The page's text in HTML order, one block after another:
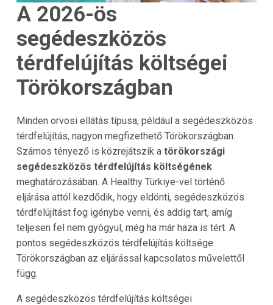
A 2026-ös
segédeszközös
térdfelújítás költségei
Törökországban
Minden orvosi ellátás típusa, például a segédeszközös
térdfelújítás, nagyon megfizethető Törökországban.
Számos tényező is közrejátszik a törökországi
segédeszközös térdfelújítás költségének
meghatározásában. A Healthy Türkiye-vel történő
eljárása attól kezdődik, hogy eldönti, segédeszközös
térdfelújítást fog igénybe venni, és addig tart, amíg
teljesen fel nem gyógyul, még ha már haza is tért. A
pontos segédeszközös térdfelújítás költsége
Törökországban az eljárással kapcsolatos művelettől
függ.
A segédeszközös térdfelújítás költségei